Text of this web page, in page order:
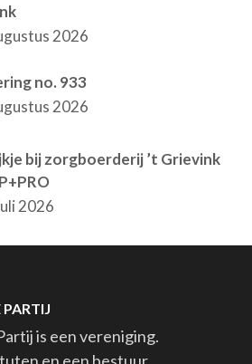
2026
no. 933
2026
bij zorgboerderij ’t Grievink
2026
PARTIJ
is een vereniging.
en een bestuur.